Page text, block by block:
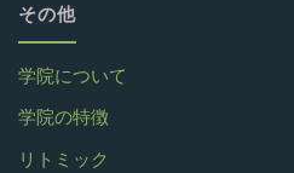
その他
学院について
学院の特徴
リトミック